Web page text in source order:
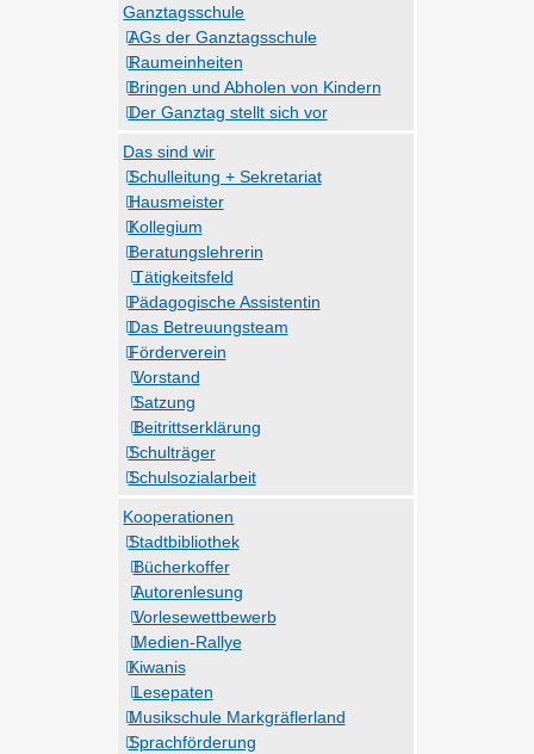
Ganztagsschule
AGs der Ganztagsschule
Raumeinheiten
Bringen und Abholen von Kindern
Der Ganztag stellt sich vor
Das sind wir
Schulleitung + Sekretariat
Hausmeister
Kollegium
Beratungslehrerin
Tätigkeitsfeld
Pädagogische Assistentin
Das Betreuungsteam
Förderverein
Vorstand
Satzung
Beitrittserklärung
Schulträger
Schulsozialarbeit
Kooperationen
Stadtbibliothek
Bücherkoffer
Autorenlesung
Vorlesewettbewerb
Medien-Rallye
Kiwanis
Lesepaten
Musikschule Markgräflerland
Sprachförderung